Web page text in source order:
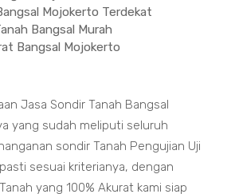
Mojokerto Terdekat
Bangsal Murah
Bangsal Mojokerto
Jasa Sondir Tanah Bangsal
yang sudah meliputi seluruh
sondir Tanah Pengujian Uji
sesuai kriterianya, dengan
yang 100% Akurat kami siap